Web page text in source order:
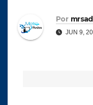
Por
JUN 9,